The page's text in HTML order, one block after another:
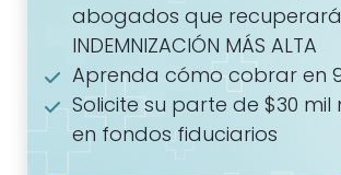
abogados que
INDEMNIZACIÓN MÁS ALTA
Aprenda cómo cobrar en
Solicite su parte de $30 mil
en fondos fiduciarios